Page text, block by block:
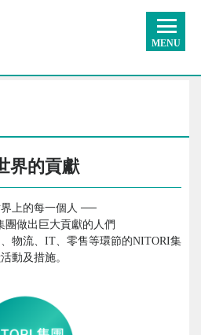
MENU
界的貢獻
上的每一個人 ──
團做出巨大貢獻的人們
物流、IT、零售等環節的NITORI集
動及措施。